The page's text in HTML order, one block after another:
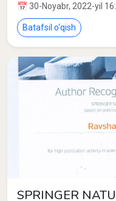
📅 30-Noyabr, 2022-yil
Batafsil o‘qish
SPRINGER